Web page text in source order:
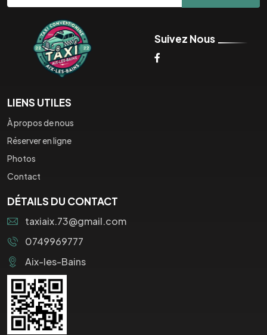
Suivez Nous
LIENS UTILES
À propos de nous
Réserver en ligne
Photos
Contact
DÉTAILS DU CONTACT
taxiaix.73@gmail.com
0749969777
Aix-les-Bains